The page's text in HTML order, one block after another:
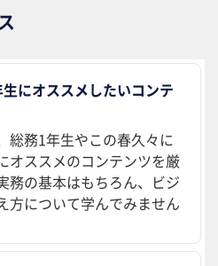
生にオススメしたいコンテ
総務1年生やこの春久々に
オススメのコンテンツを厳
務の基本はもちろん、ビジ
方について学んでみません